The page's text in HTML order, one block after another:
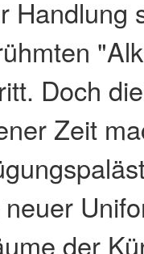
Handlung
Doch
Zeit
der